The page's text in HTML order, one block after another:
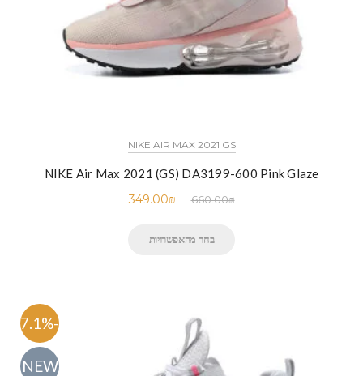
NIKE AIR MAX 2021 GS
NIKE Air Max 2021 (GS) DA3199-600 Pink Glaze
660.00₪
349.00₪
בחר מהאפשרויות
-47.1%
NEW